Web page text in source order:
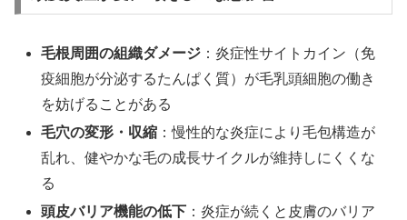
毛根周囲の組織ダメージ ：炎症性サイトカイン（免
疫細胞が分泌するたんぱく質）が毛乳頭細胞の働き
を妨げることがある
毛穴の変形・収縮 ：慢性的な炎症により毛包構造が
乱れ、健やかな毛の成長サイクルが維持しにくくな
る
頭皮バリア機能の低下 ：炎症が続くと皮膚のバリア